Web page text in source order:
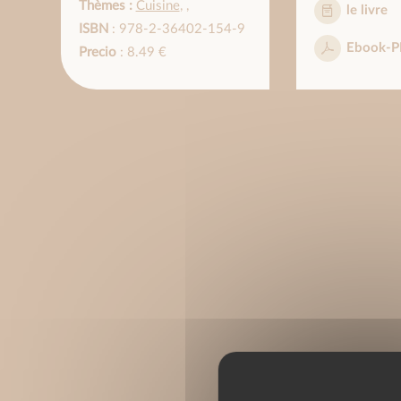
Thèmes : Cuisine, ,
ISBN : 978-2-36402-154-9
Precio: 8.49 €
le livre
Ebook-